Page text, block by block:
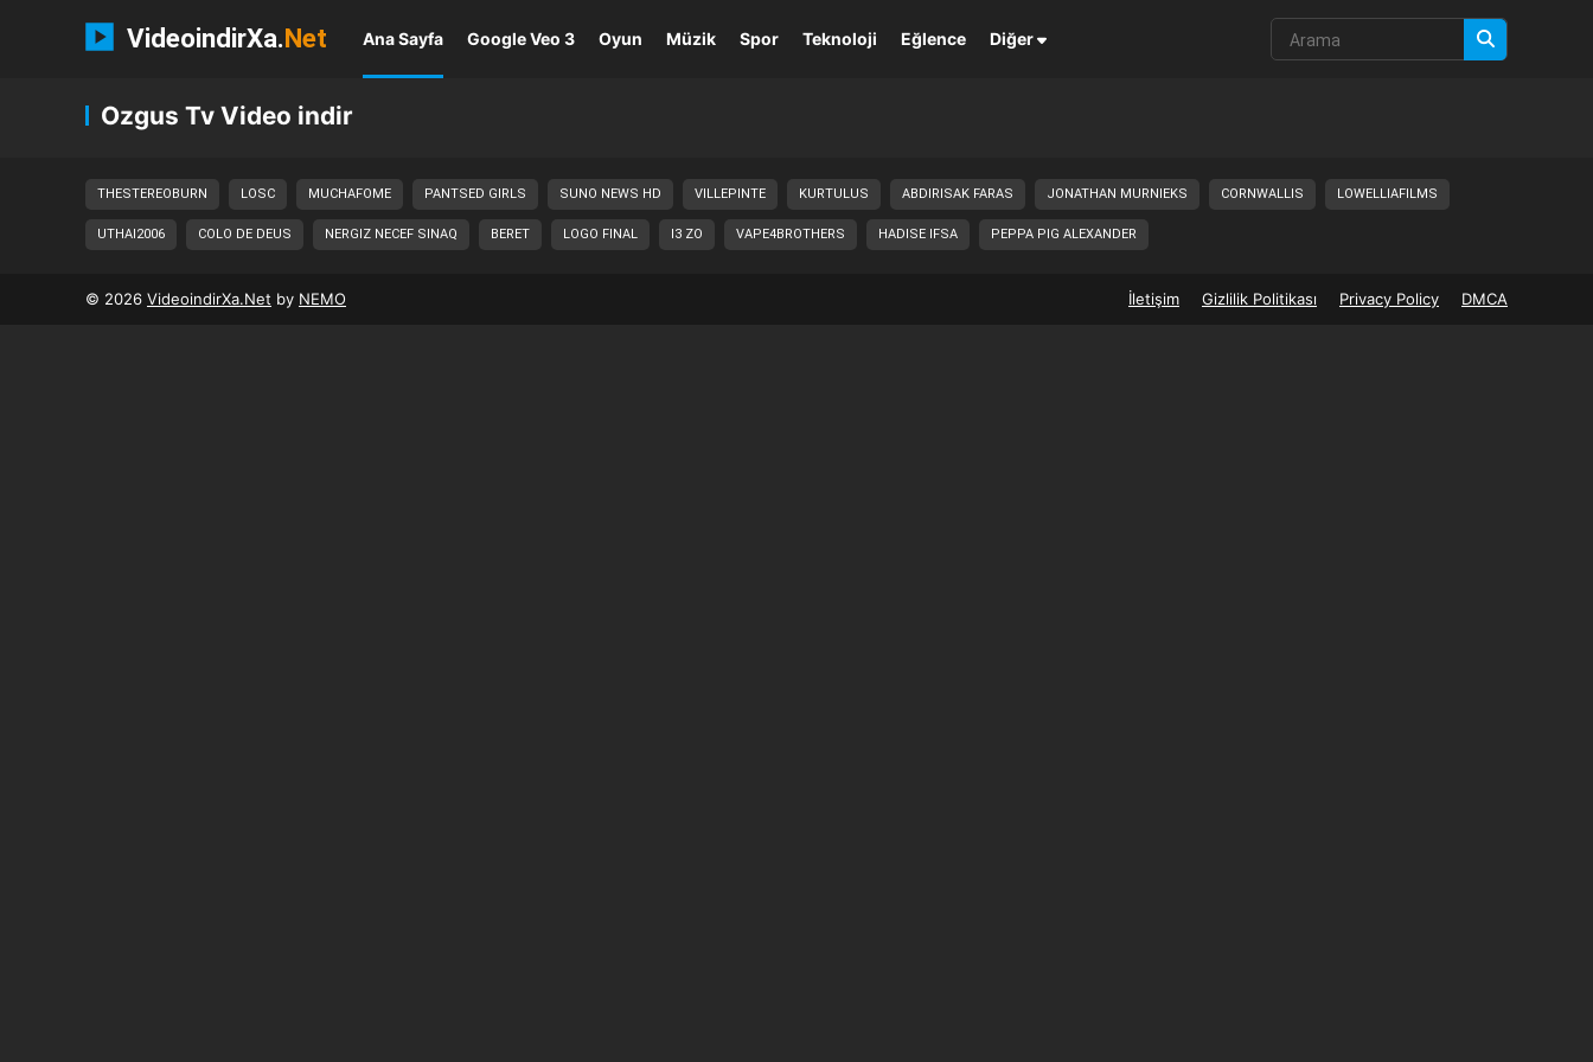
VideoindirXa.Net Ana Sayfa Google Veo 3 Oyun Müzik Spor Teknoloji Eğlence Diğer
Ozgus Tv Video indir
THESTEREOBURN LOSC MUCHAFOME PANTSED GIRLS SUNO NEWS HD VILLEPINTE KURTULUS ABDIRISAK FARAS JONATHAN MURNIEKS CORNWALLIS LOWELLIAFILMS
UTHAI2006 COLO DE DEUS NERGIZ NECEF SINAQ BERET LOGO FINAL I3 ZO VAPE4BROTHERS HADISE IFSA PEPPA PIG ALEXANDER
© 2026 VideoindirXa.Net by NEMO İletişim Gizlilik Politikası Privacy Policy DMCA